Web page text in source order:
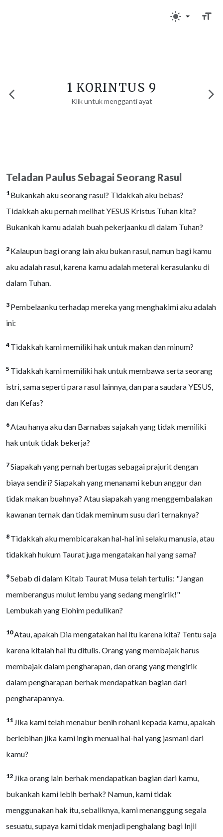
1 KORINTUS 9
Klik untuk mengganti ayat
Teladan Paulus Sebagai Seorang Rasul
1 Bukankah aku seorang rasul? Tidakkah aku bebas?
Tidakkah aku pernah melihat YESUS Kristus Tuhan kita?
Bukankah kamu adalah buah pekerjaanku di dalam Tuhan?
2 Kalaupun bagi orang lain aku bukan rasul, namun bagi kamu
aku adalah rasul, karena kamu adalah meterai kerasulanku di
dalam Tuhan.
3 Pembelaanku terhadap mereka yang menghakimi aku adalah
ini:
4 Tidakkah kami memiliki hak untuk makan dan minum?
5 Tidakkah kami memiliki hak untuk membawa serta seorang
istri, sama seperti para rasul lainnya, dan para saudara YESUS,
dan Kefas?
6Atau hanya aku dan Barnabas sajakah yang tidak memiliki
hak untuk tidak bekerja?
7Siapakah yang pernah bertugas sebagai prajurit dengan
biaya sendiri? Siapakah yang menanami kebun anggur dan
tidak makan buahnya? Atau siapakah yang menggembalakan
kawanan ternak dan tidak meminum susu dari ternaknya?
8 Tidakkah aku membicarakan hal-hal ini selaku manusia, atau
tidakkah hukum Taurat juga mengatakan hal yang sama?
9Sebab di dalam Kitab Taurat Musa telah tertulis: "Jangan
memberangus mulut lembu yang sedang mengirik!"
Lembukah yang Elohim pedulikan?
10Atau, apakah Dia mengatakan hal itu karena kita? Tentu saja
karena kitalah hal itu ditulis. Orang yang membajak harus
membajak dalam pengharapan, dan orang yang mengirik
dalam pengharapan berhak mendapatkan bagian dari
pengharapannya.
11 Jika kami telah menabur benih rohani kepada kamu, apakah
berlebihan jika kami ingin menuai hal-hal yang jasmani dari
kamu?
12 Jika orang lain berhak mendapatkan bagian dari kamu,
bukankah kami lebih berhak? Namun, kami tidak
menggunakan hak itu, sebaliknya, kami menanggung segala
sesuatu, supaya kami tidak menjadi penghalang bagi Injil